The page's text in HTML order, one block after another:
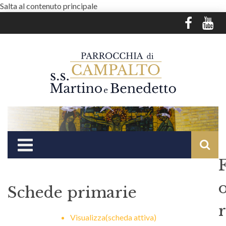
Salta al contenuto principale
r
Schede primarie
Visualizza(scheda attiva)